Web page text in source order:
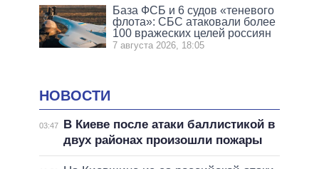
База ФСБ и 6 судов «теневого
флота»: СБС атаковали более
100 вражеских целей россиян
7 августа 2026, 18:05
НОВОСТИ
03:47
В Киеве после атаки баллистикой в
двух районах произошли пожары